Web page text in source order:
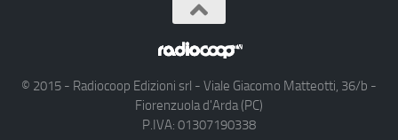
© 2015 - Radiocoop Edizioni srl - Viale Giacomo Matteotti, 36/b -
Fiorenzuola d'Arda (PC)
P.IVA: 01307190338